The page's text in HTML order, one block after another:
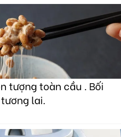
tượng toàn cầu . Bối
lai.